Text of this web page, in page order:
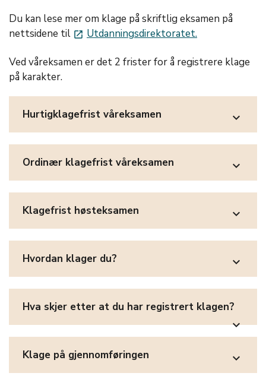
Du kan lese mer om klage på skriftlig eksamen på
nettsidene til launch Utdanningsdirektoratet.
Ved våreksamen er det 2 frister for å registrere klage
på karakter.
Hurtigklagefrist våreksamen expand_more
Ordinær klagefrist våreksamen expand_more
Klagefrist høsteksamen expand_more
Hvordan klager du? expand_more
Hva skjer etter at du har registrert klagen?
expand_more
Klage på gjennomføringen expand_more